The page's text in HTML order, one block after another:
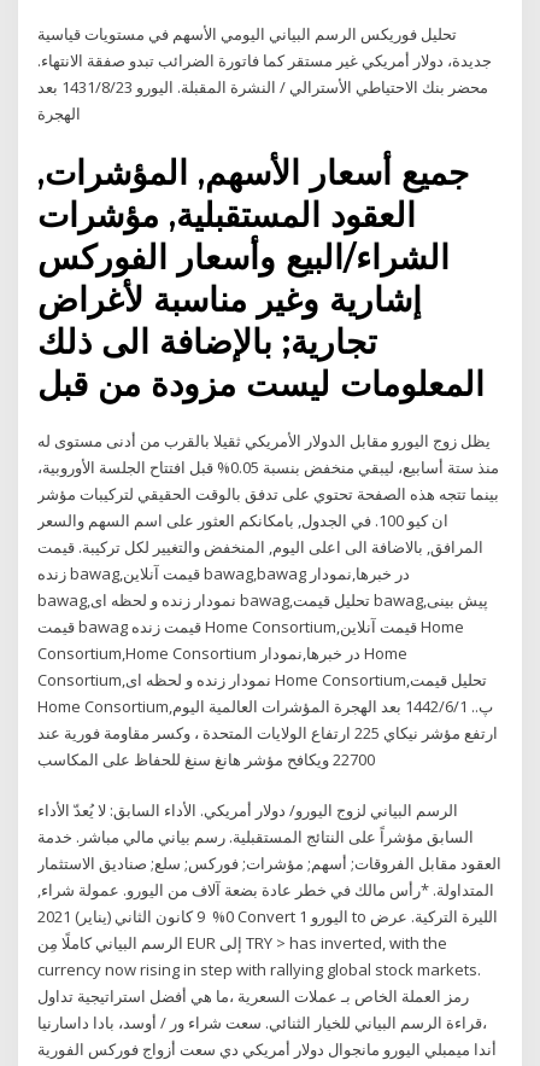
تحليل فوريكس الرسم البياني اليومي الأسهم في مستويات قياسية
جديدة، دولار أمريكي غير مستقر كما فاتورة الضرائب تبدو صفقة الانتهاء.
محضر بنك الاحتياطي الأسترالي / النشرة المقبلة. اليورو 23‏‏/8‏‏/1431 بعد
الهجرة
جميع أسعار الأسهم, المؤشرات,
العقود المستقبلية, مؤشرات
الشراء/البيع وأسعار الفوركس
إشارية وغير مناسبة لأغراض
تجارية; بالإضافة الى ذلك
يظل زوج اليورو مقابل الدولار الأمريكي ثقيلا بالقرب من أدنى مستوى له
منذ ستة أسابيع، ليبقي منخفض بنسبة 0.05% قبل افتتاح الجلسة الأوروبية،
بينما تتجه هذه الصفحة تحتوي على تدفق بالوقت الحقيقي لتركيبات مؤشر
ان كيو 100. في الجدول, بامكانكم العثور على اسم السهم والسعر
المرافق, بالاضافة الى اعلى اليوم, المنخفض والتغيير لكل تركيبة. قیمت
زنده bawag,قیمت آنلاین bawag,bawag در خبرها,نمودار
bawag,نمودار زنده و لحظه ای bawag,تحلیل قیمت bawag,پیش بینی
قیمت bawag قیمت زنده Home Consortium,قیمت آنلاین Home
Consortium,Home Consortium در خبرها,نمودار Home
Consortium,نمودار زنده و لحظه ای Home Consortium,تحلیل قیمت
Home Consortium,پ.. 1‏‏/6‏‏/1442 بعد الهجرة المؤشرات العالمية اليوم
ارتفع مؤشر نيكاي 225 ارتفاع الولايات المتحدة ، وكسر مقاومة فورية عند
22700 ويكافح مؤشر هانغ سنغ للحفاظ على المكاسب
الرسم البياني لزوج اليورو/ دولار أمريكي. الأداء السابق: لا يُعدّ الأداء
السابق مؤشراً على النتائج المستقبلية. رسم بياني مالي مباشر. خدمة
العقود مقابل الفروقات; أسهم; مؤشرات; فوركس; سلع; صناديق الاستثمار
المتداولة. *رأس مالك في خطر عادة بضعة آلاف من اليورو. عمولة شراء,
0% 9 كانون الثاني (يناير) 2021 Convert 1 اليورو to الليرة التركية. عرض
الرسم البياني كاملًا مِن EUR إلى TRY > has inverted, with the
currency now rising in step with rallying global stock markets.
رمز العملة الخاص بـ عملات السعرية ،ما هي أفضل استراتيجية تداول
،قراءة الرسم البياني للخيار الثنائي. سعت شراء ور / أوسد، بادا داسارنيا
أندا ميمبلي اليورو مانجوال دولار أمريكي دي سعت أزواج فوركس الفورية